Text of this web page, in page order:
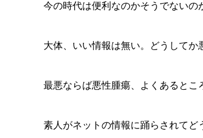
今の時代は便利なのかそうでないの
大体、いい情報は無い。どうしてか
最悪ならば悪性腫瘍、よくあるとこ
素人がネットの情報に踊らされてど